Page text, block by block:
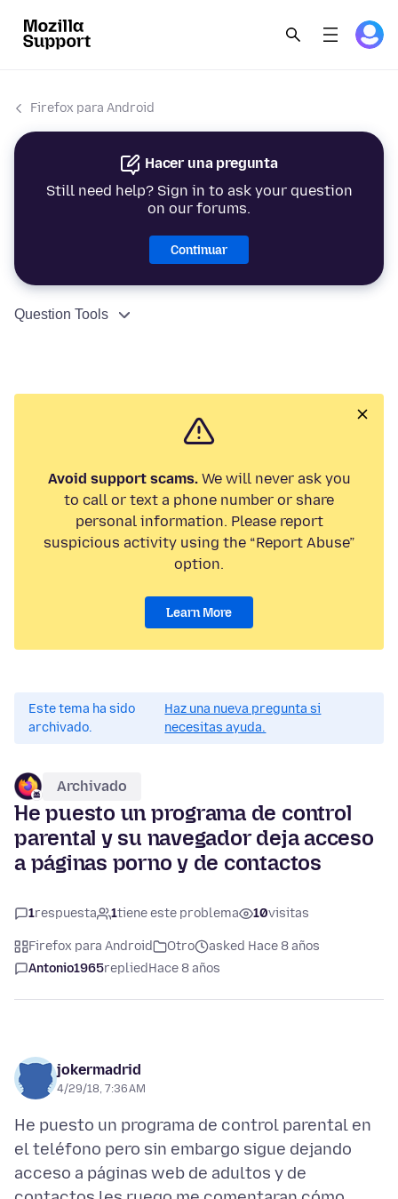
Firefox para Android
Hacer una pregunta
Still need help? Sign in to ask your question
on our forums.
Continuar
Question Tools
Avoid support scams.We will never ask you
to call or text a phone number or share
personal information. Please report
suspicious activity using the “Report Abuse”
option.
Learn More
Este tema ha sido
archivado.
Haz una nueva pregunta si
necesitas ayuda.
Archivado
He puesto un programa de control
parental y su navegador deja acceso
a páginas porno y de contactos
1respuesta 1tiene este problema 10visitas
Firefox para Android Otro
asked Hace 8 años
Antonio1965repliedHace 8 años
jokermadrid
4/29/18, 7:36 AM
He puesto un programa de control parental en
el teléfono pero sin embargo sigue dejando
acceso a páginas web de adultos y de